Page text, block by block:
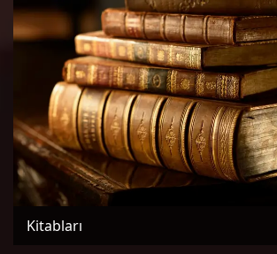
Kitabları